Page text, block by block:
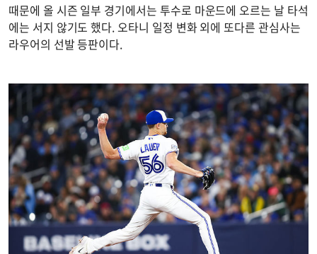
때문에 올 시즌 일부 경기에서는 투수로 마운드에 오르는 날 타석
에는 서지 않기도 했다. 오타니 일정 변화 외에 또다른 관심사는
라우어의 선발 등판이다.